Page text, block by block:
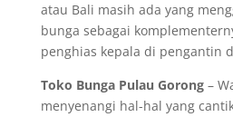
atau Bali masih ada yang
bunga sebagai
penghias kepala di pengantin
Toko Bunga Pulau Gorong–
menyenangi hal-hal yang